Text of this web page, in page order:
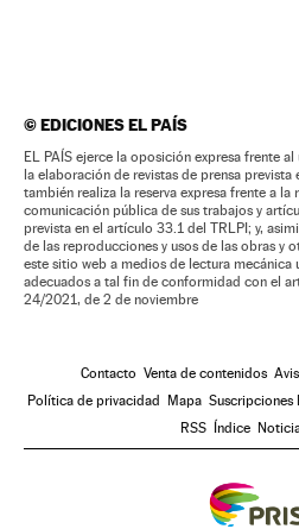
©EDICIONES EL PAÍS
EL PAÍS ejerce la oposición expresa frente
la elaboración de revistas de prensa
también realiza la reserva expresa frente a
comunicación pública de sus trabajos y
prevista en el artículo 33.1 del TRLPI; y,
de las reproducciones y usos de las obras y
este sitio web a medios de lectura mecánica
adecuados a tal fin de conformidad con el
24/2021, de 2 de noviembre
Contacto Venta de contenidos
Política de privacidad Mapa Suscripciones
RSS Índice